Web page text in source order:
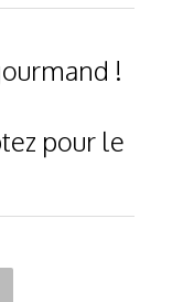
!
pour le